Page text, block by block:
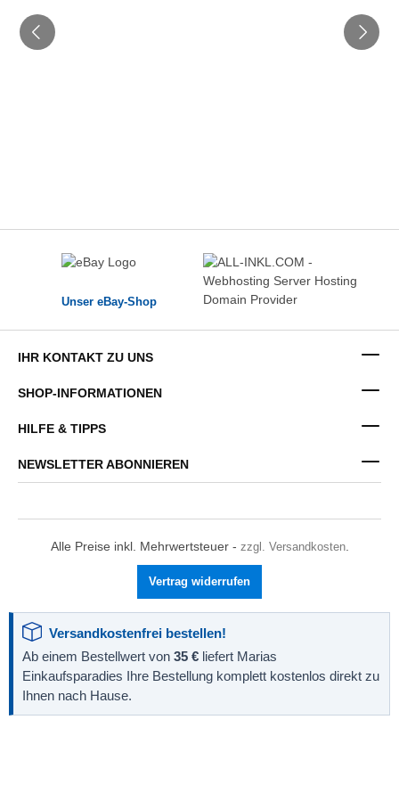
Unser eBay-Shop
IHR KONTAKT ZU UNS
SHOP-INFORMATIONEN
HILFE & TIPPS
NEWSLETTER ABONNIEREN
Alle Preise inkl. Mehrwertsteuer - zzgl. Versandkosten.
Vertrag widerrufen
Versandkostenfrei bestellen!
Ab einem Bestellwert von 35 € liefert Marias
Einkaufsparadies Ihre Bestellung komplett kostenlos direkt zu
Ihnen nach Hause.